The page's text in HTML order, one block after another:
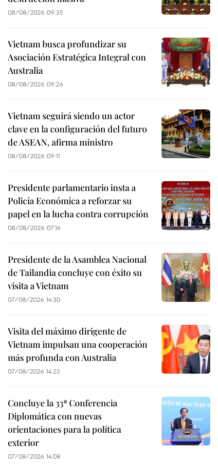
08/08/2026 09:35
Vietnam busca profundizar su
Asociación Estratégica Integral con
Australia
08/08/2026 09:26
Vietnam seguirá siendo un actor
clave en la configuración del futuro
de ASEAN, afirma ministro
08/08/2026 09:11
Presidente parlamentario insta a
Policía Económica a reforzar su
papel en la lucha contra corrupción
08/08/2026 07:16
Presidente de la Asamblea Nacional
de Tailandia concluye con éxito su
visita a Vietnam
07/08/2026 14:30
Visita del máximo dirigente de
Vietnam impulsan una cooperación
más profunda con Australia
07/08/2026 14:23
Concluye la 33ª Conferencia
Diplomática con nuevas
orientaciones para la política
exterior
07/08/2026 14:08